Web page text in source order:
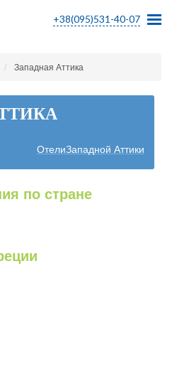
+38(095)531-40-07
Западная Аттика
ОтелиЗападной Аттики
по стране